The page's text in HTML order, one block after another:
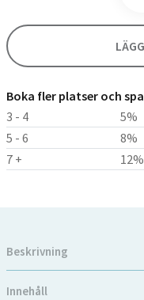
Boka fler platser och
3 - 4
5%
5 - 6
8%
7 +
12%
Beskrivning
Innehåll